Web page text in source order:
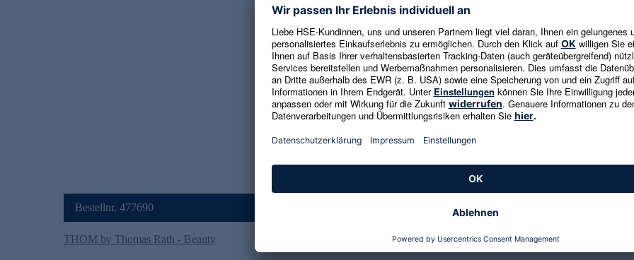
Genannte Preise und Aktionen können abweichen
Bestellnr. 477690
THOM by Thomas Rath - Beauty